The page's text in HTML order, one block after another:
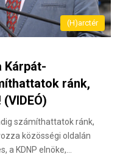
(H)arctér
Kárpát-
ránk,
számíthattatok ránk,
közösségi oldalán
a KDNP elnöke,…